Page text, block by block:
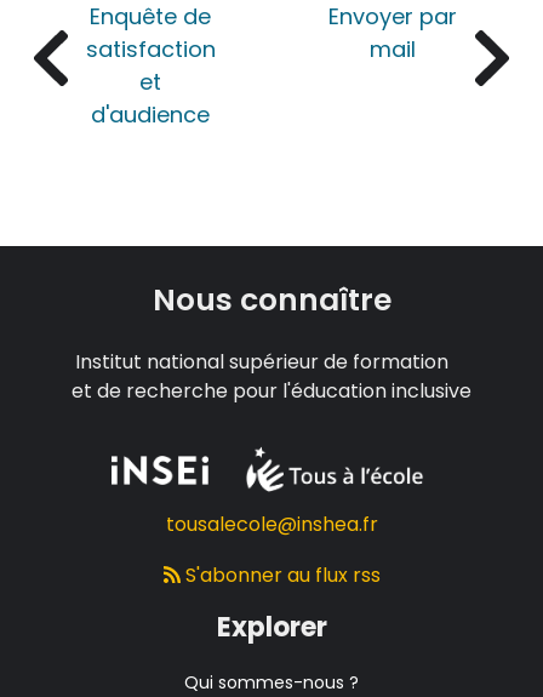
Enquête de
satisfaction
et
d'audience
Envoyer par
mail
Nous connaître
Institut national supérieur de formation
et de recherche pour l'éducation inclusive
tousalecole@inshea.fr
S'abonner au flux rss
Explorer
Qui sommes-nous ?